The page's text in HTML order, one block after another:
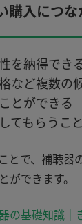
購入につな
を納得でき
など複数の
とができる
てもらうこ
とで、補聴器
ができます。
の基礎知識｜